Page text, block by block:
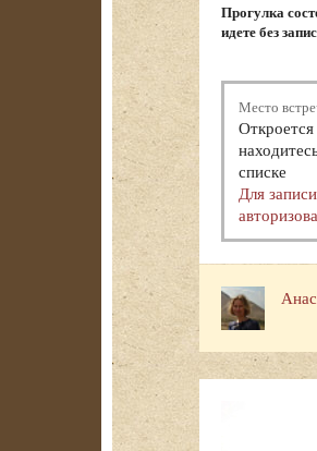
Прогулка
идете без
Место
списке
Для